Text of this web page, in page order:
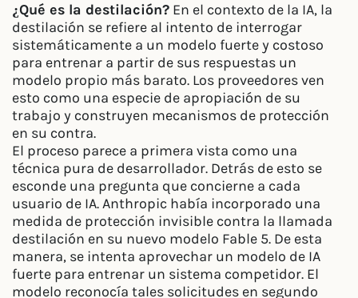
¿Qué es la destilación? En el contexto de la IA, la
destilación se refiere al intento de interrogar
sistemáticamente a un modelo fuerte y costoso
para entrenar a partir de sus respuestas un
modelo propio más barato. Los proveedores ven
esto como una especie de apropiación de su
trabajo y construyen mecanismos de protección
en su contra.
El proceso parece a primera vista como una
técnica pura de desarrollador. Detrás de esto se
esconde una pregunta que concierne a cada
usuario de IA. Anthropic había incorporado una
medida de protección invisible contra la llamada
destilación en su nuevo modelo Fable 5. De esta
manera, se intenta aprovechar un modelo de IA
fuerte para entrenar un sistema competidor. El
modelo reconocía tales solicitudes en segundo